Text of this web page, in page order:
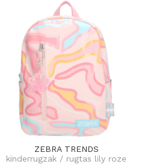
ZEBRA TRENDS
kinderrugzak / rugtas lily roze